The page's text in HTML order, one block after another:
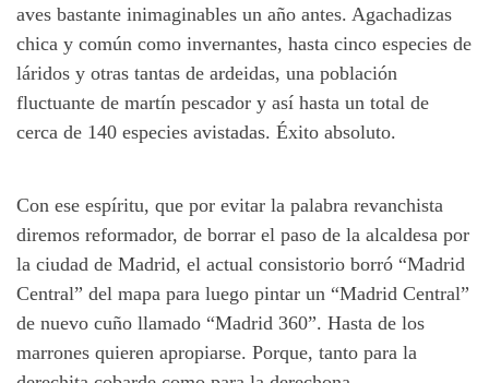
aves bastante inimaginables un año antes. Agachadizas
chica y común como invernantes, hasta cinco especies de
láridos y otras tantas de ardeidas, una población
fluctuante de martín pescador y así hasta un total de
cerca de 140 especies avistadas. Éxito absoluto.
Con ese espíritu, que por evitar la palabra revanchista
diremos reformador, de borrar el paso de la alcaldesa por
la ciudad de Madrid, el actual consistorio borró “Madrid
Central” del mapa para luego pintar un “Madrid Central”
de nuevo cuño llamado “Madrid 360”. Hasta de los
marrones quieren apropiarse. Porque, tanto para la